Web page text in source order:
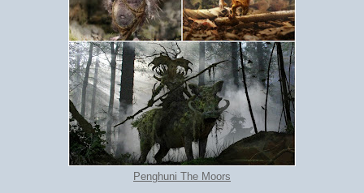
Penghuni The Moors